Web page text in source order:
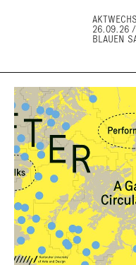
26.09.26
BLAUEN